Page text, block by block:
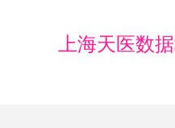
上海天医数